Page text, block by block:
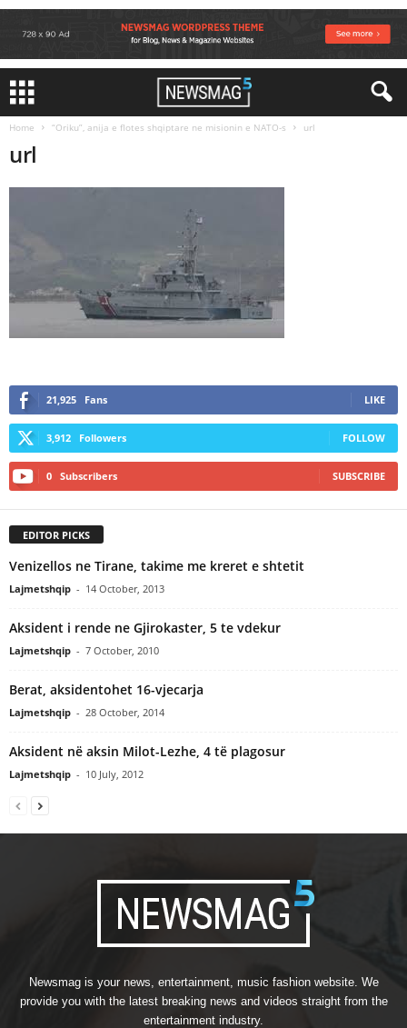
Home “Oriku”, anija e flotes shqiptare ne misionin e NATO-s url
url
21,925 Fans LIKE
3,912 Followers FOLLOW
0 Subscribers SUBSCRIBE
EDITOR PICKS
Venizellos ne Tirane, takime me kreret e shtetit
Lajmetshqip - 14 October, 2013
Aksident i rende ne Gjirokaster, 5 te vdekur
Lajmetshqip - 7 October, 2010
Berat, aksidentohet 16-vjecarja
Lajmetshqip - 28 October, 2014
Aksident në aksin Milot-Lezhe, 4 të plagosur
Lajmetshqip - 10 July, 2012
Newsmag is your news, entertainment, music fashion website. We
provide you with the latest breaking news and videos straight from the
entertainment industry.